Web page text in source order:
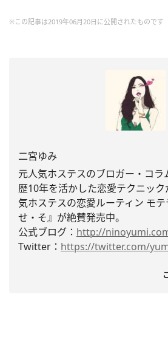
※この記事は2019年06月20日に公開されたものです
二宮ゆみ
元人気ホステスのブロガー・コラ
歴10年を活かした恋愛テクニッ
気ホステスの恋愛ルーティン モ
せ・そ』が絶賛発売中。
公式ブログ： http://
Twitter： https://twitter.com/